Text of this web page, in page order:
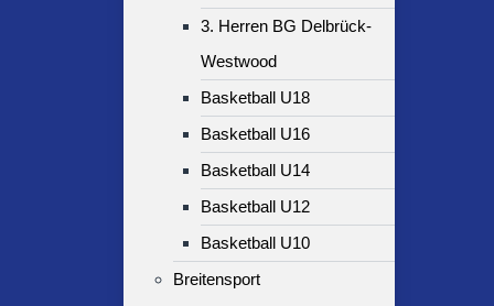
3. Herren BG Delbrück-
Westwood
Basketball U18
Basketball U16
Basketball U14
Basketball U12
Basketball U10
Breitensport